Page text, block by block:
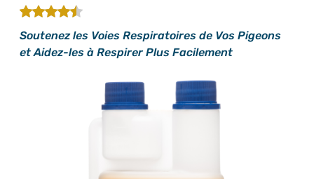
Soutenez les Voies Respiratoires de Vos Pigeons
et Aidez-les à Respirer Plus Facilement